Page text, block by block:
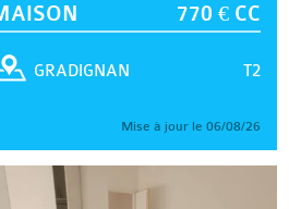
770 € CC
T2
GRADIGNAN
Mise à jour le 06/08/26